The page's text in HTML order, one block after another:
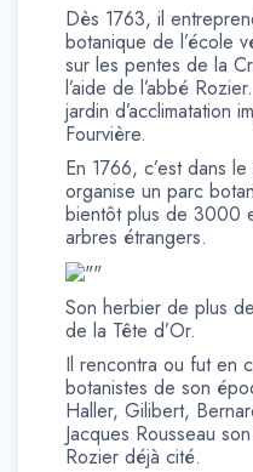
Dès 1763, il
botanique de l’école
sur les pentes de la
l’aide de l’abbé
jardin d’acclimatation
Fourvière.
En 1766, c’est dans
organise un parc
bientôt plus de 3000
arbres étrangers.
Son herbier de plus
de la Tête d’Or.
Il rencontra ou fut en
botanistes de son
Haller, Gilibert,
Jacques Rousseau
Rozier déjà cité.